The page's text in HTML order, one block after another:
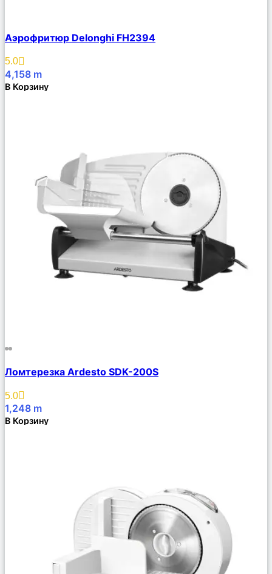
Описание
Избранное
Аэрофритюр Delonghi FH2394
5.0
4,158 m
В Корзину
Описание
Избранное
Ломтерезка Ardesto SDK-200S
5.0
1,248 m
В Корзину